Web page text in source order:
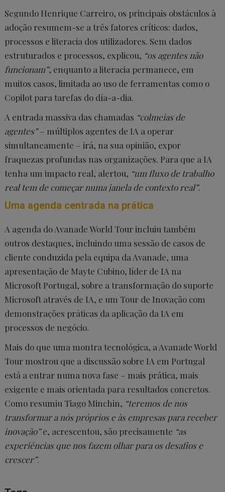
Segundo Henrique Carreiro, os principais obstáculos à
adoção resumem-se a três fatores críticos: dados,
processos e literacia dos utilizadores. Sem dados
estruturados e processos, explicou, “os agentes não
funcionam”, enquanto a literacia permanece, em
muitos casos, limitada ao uso de ferramentas como o
Copilot para tarefas do día-a-dia.
A entrada massiva das chamadas “colmeias de
agentes”– múltiplos agentes de IA a operar
simultaneamente – irá, na sua opinião, expor
fraquezas profundas nas organizações. Para que a IA
tenha um impacto real, alertou, “um fluxo de trabalho
real tem de começar numa janela de contexto real”.
Uma agenda centrada na prática
A agenda do Avanade World Tour incluiu também
outros destaques, incluindo uma sessão de casos de
cliente conduzida pela equipa da Avanade, uma
apresentação de Mayte Cubino, líder de IA na
Microsoft Portugal, sobre a transformação do suporte
Microsoft através de IA, e um Tour de Inovação com
demonstrações práticas da aplicação da IA em
processos de negócio.
Mais do que uma montra tecnológica, a Avanade World
Tour mostrou que a discussão sobre IA em Portugal
está a entrar numa nova fase – mais prática, mais
exigente e mais orientada para resultados concretos.
Como resumiu Tiago Minchin, “teremos de nos
transformar a nós próprios e às empresas para receber
inovação”e, acrescentou, são precisamente “as
experiências que nos fazem olhar para os desafios e
crescer”.